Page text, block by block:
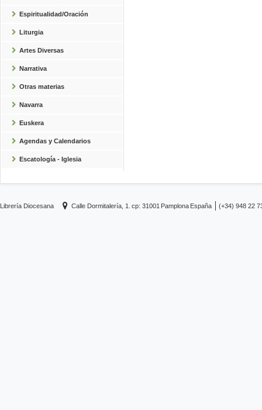
Espiritualidad/Oración
Liturgia
Artes Diversas
Narrativa
Otras materias
Navarra
Euskera
Agendas y Calendarios
Escatología - Iglesia
Librería Diocesana Calle Dormitalería, 1. cp: 31001 Pamplona España (+34) 948 22